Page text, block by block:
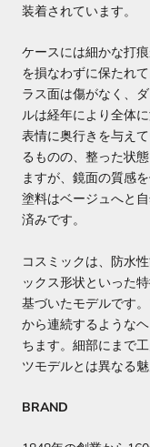
装着されています。
ケースには細かな打
を損なわずに保たれ
ラス面は傷がなく、
ルは経年により全体
表情に奥行きを与え
るものの、整った状
ますが、鏡面の質感
塗料はベージュへと
済みです。
コスミックは、防水
ックス形状といった
基づいたモデルです
から連続するような
ちます。細部にまで
ツモデルとは異なる
BRAND